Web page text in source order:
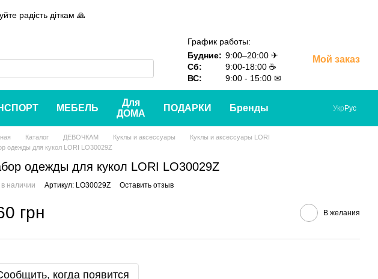
радість діткам 🙏
График работы:
Будние: 9:00–20:00 ✈
Сб:
9:00-18:00 ☕
ВС:
9:00 - 15:00 ✉
Мой заказ
МЕБЕЛЬ
Для
ДОМА
ПОДАРКИ Бренды Укр Рус
Каталог ДЕВОЧКАМ Куклы и аксессуары
Куклы и аксессуары LORI
одежды для кукол LORI LO30029Z
одежды для кукол LORI LO30029Z
наличии Артикул: LO30029Z Оставить отзыв
грн В желания
когда появится